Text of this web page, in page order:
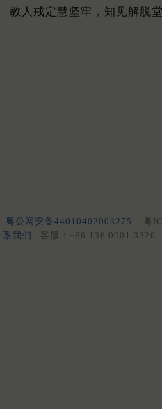
教人戒定慧坚牢，知见解脱堂
粤公网安备44010402003275 粤
系我们
客服：+86 136 0901 3320